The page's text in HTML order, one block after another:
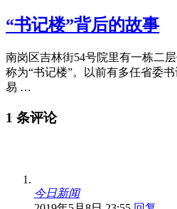
“书记楼”背后的故事
南岗区吉林街54号院里有一栋二
称为“书记楼”。以前有多任省委
易 …
1 条评论
今日新闻